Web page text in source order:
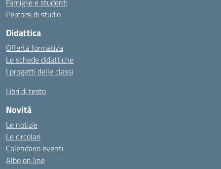
Famiglie e studenti
Percorsi di studio
Didattica
Offerta formativa
Le schede didattiche
I progetti delle classi
Libri di testo
Novità
Le notizie
Le circolari
Calendario eventi
Albo on line